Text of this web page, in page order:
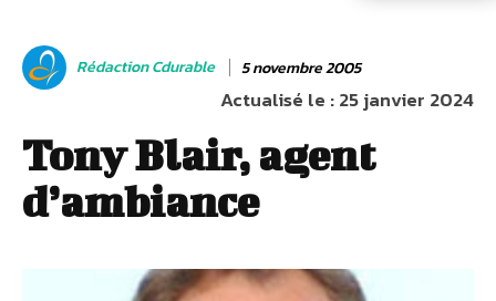
Rédaction Cdurable 5 novembre 2005
Actualisé le :25 janvier 2024
Tony Blair, agent
d’ambiance